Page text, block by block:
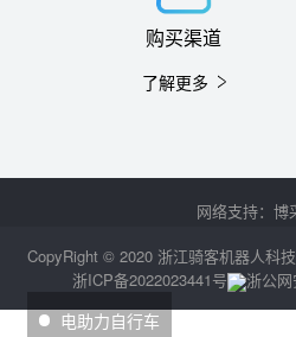
电助力自行车
购买渠道
了解更多
网络支持： 博
CopyRight © 2020 浙江骑客机器人科
浙ICP备2022023441号
浙公网